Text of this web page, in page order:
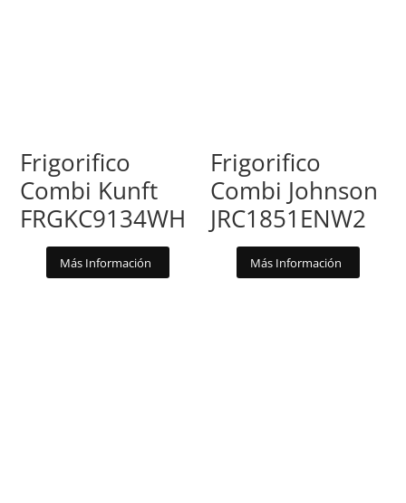
Frigorifico
Combi Kunft
FRGKC9134WH
Más Información
Frigorifico
Combi Johnson
JRC1851ENW2
Más Información